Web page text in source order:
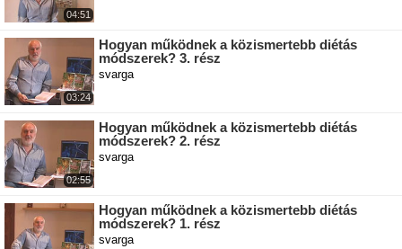
04:51
03:24
Hogyan működnek a közismertebb diétás
módszerek? 3. rész
svarga
02:55
Hogyan működnek a közismertebb diétás
módszerek? 2. rész
svarga
Hogyan működnek a közismertebb diétás
módszerek? 1. rész
svarga